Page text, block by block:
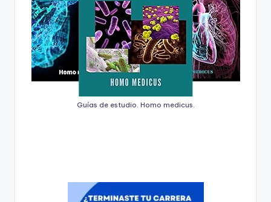
Guías de estudio. Homo medicus.